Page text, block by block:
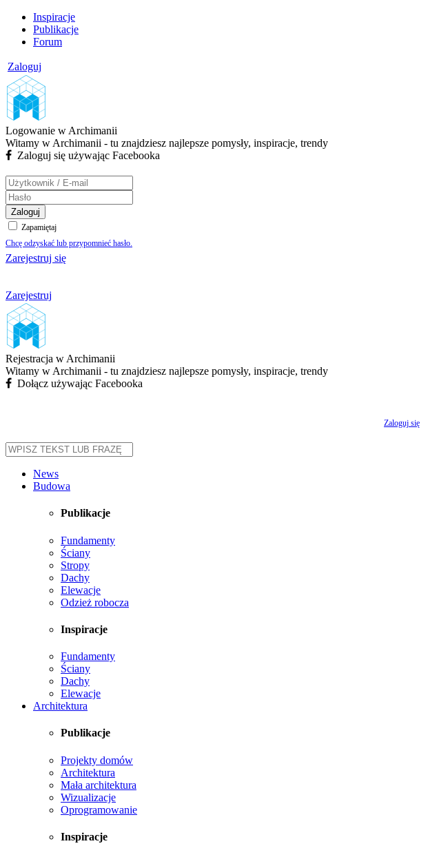
Inspiracje
Publikacje
Forum
Zaloguj
Logowanie w Archimanii
Witamy w Archimanii - tu znajdziesz najlepsze pomysły, inspiracje, trendy
Zaloguj się używając Facebooka
Zaloguj
Zapamiętaj
Chcę odzyskać lub przypomnieć hasło.
Zarejestruj się
Zarejestruj
Rejestracja w Archimanii
Witamy w Archimanii - tu znajdziesz najlepsze pomysły, inspiracje, trendy
Dołącz używając Facebooka
Zaloguj się
News
Budowa
Publikacje
Fundamenty
Ściany
Stropy
Dachy
Elewacje
Odzież robocza
Inspiracje
Fundamenty
Ściany
Dachy
Elewacje
Architektura
Publikacje
Projekty domów
Architektura
Mała architektura
Wizualizacje
Oprogramowanie
Inspiracje